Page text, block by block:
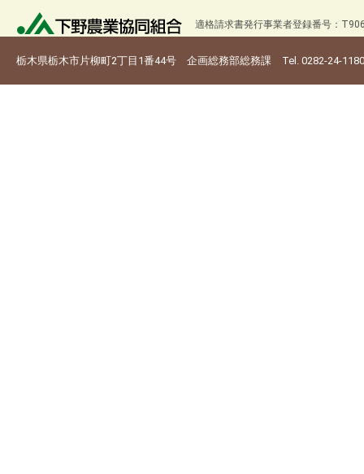
適格請求書発行事業者登録番号：
栃木県栃木市片柳町2丁目1番44号 企画総務部総務課 Tel. 0282-24-1180